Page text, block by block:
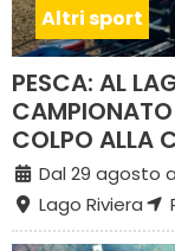
Altri sport
PESCA: AL
COLPO ALLA
Dal 29 agosto
Lago Riviera